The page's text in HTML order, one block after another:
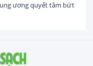
Nam đạt gần 25 tỷ